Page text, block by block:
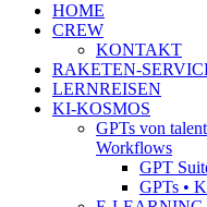
HOME
CREW
KONTAKT
RAKETEN-
LERNREISEN
KI-KOSMOS
GPTs von
Workflows
GPT
GPTs •